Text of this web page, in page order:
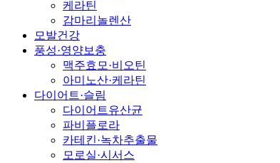
케라틴
감마리놀렌산
모발건강
풍성·영양보충
맥주효모·비오틴
아미노산·케라틴
다이어트·슬림
다이어트유산균
파비플로라
카테킨·녹차추출물
모로실·시서스